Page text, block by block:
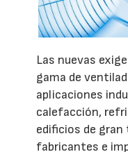
Las nuevas
gama de
aplicaciones
calefacción,
edificios de gran
fabricantes e